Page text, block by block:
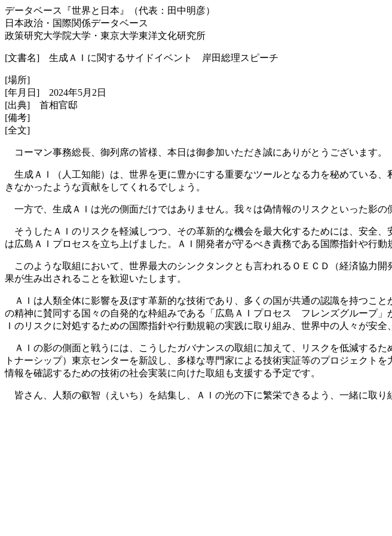
データベース『世界と日本』（代表：田中明彦）
日本政治・国際関係データベース
政策研究大学院大学・東京大学東洋文化研究所
[文書名] 生成ＡＩに関するサイドイベント 岸田総理スピーチ
[場所]
[年月日] 2024年5月2日
[出典] 首相官邸
[備考]
[全文]
コーマン事務総長、御列席の皆様、本日は御参加いただき誠にありがとうございます。
生成ＡＩ（人工知能）は、世界を更に豊かにする重要なツールとなる力を秘めている
きなかったような貢献をしてくれるでしょう。
一方で、生成ＡＩは光の側面だけではありません。我々は偽情報のリスクといった影の
そうしたＡＩのリスクを軽減しつつ、その革新的な機会を最大化するためには、安全
は広島ＡＩプロセスを立ち上げました。ＡＩ開発者が守るべき責務である国際指針や行
このような取組において、世界最大のシンクタンクとも言われるＯＥＣＤ（経済協力
果が生み出されることを歓迎いたします。
ＡＩは人類全体に影響を及ぼす革新的な技術であり、多くの国が共通の認識を持つこ
の精神に賛同する国々の自発的な枠組みである「広島ＡＩプロセス フレンズグループ
Ｉのリスクに対処するための国際指針や行動規範の実践に取り組み、世界中の人々が安
ＡＩの影の側面と戦うには、こうしたガバナンスの取組に加えて、リスクを低減する
トナーシップ）東京センターを新設し、多様な専門家による技術実証等のプロジェクト
情報を確認するための技術の社会実装に向けた取組も支援する予定です。
皆さん、人類の叡智（えいち）を結集し、ＡＩの光の下に繁栄できるよう、一緒に取り